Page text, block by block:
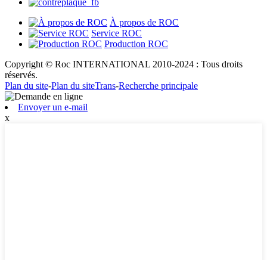
À propos de ROC
Service ROC
Production ROC
Copyright © Roc INTERNATIONAL 2010-2024 : Tous droits
réservés.
Plan du site-Plan du siteTrans-Recherche principale
Envoyer un e-mail
x